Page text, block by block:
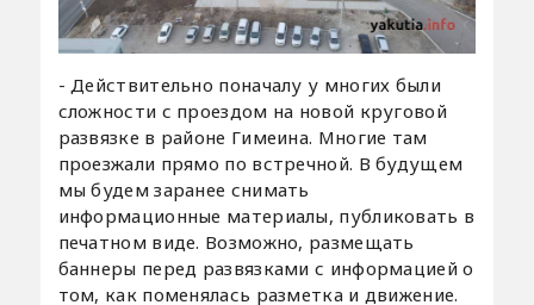
- Действительно поначалу у многих были
сложности с проездом на новой круговой
развязке в районе Гимеина. Многие там
проезжали прямо по встречной. В будущем
мы будем заранее снимать
информационные материалы, публиковать в
печатном виде. Возможно, размещать
баннеры перед развязками с информацией о
том, как поменялась разметка и движение.